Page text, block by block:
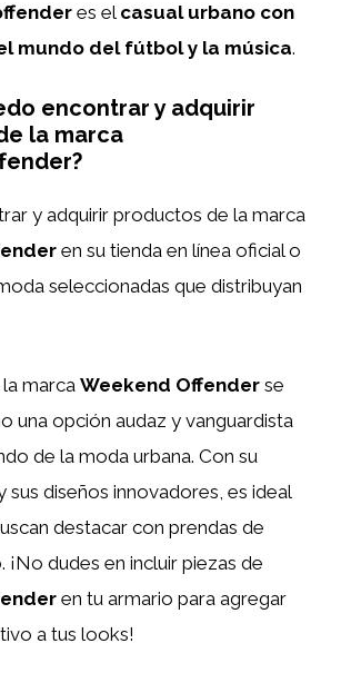
es el casual urbano con
mundo del fútbol y la música.
encontrar y adquirir
la marca
y adquirir productos de la marca
en su tienda en línea oficial o
seleccionadas que distribuyan
marcaWeekend Offender se
una opción audaz y vanguardista
de la moda urbana. Con su
sus diseños innovadores, es ideal
destacar con prendas de
¡No dudes en incluir piezas de
en tu armario para agregar
a tus looks!